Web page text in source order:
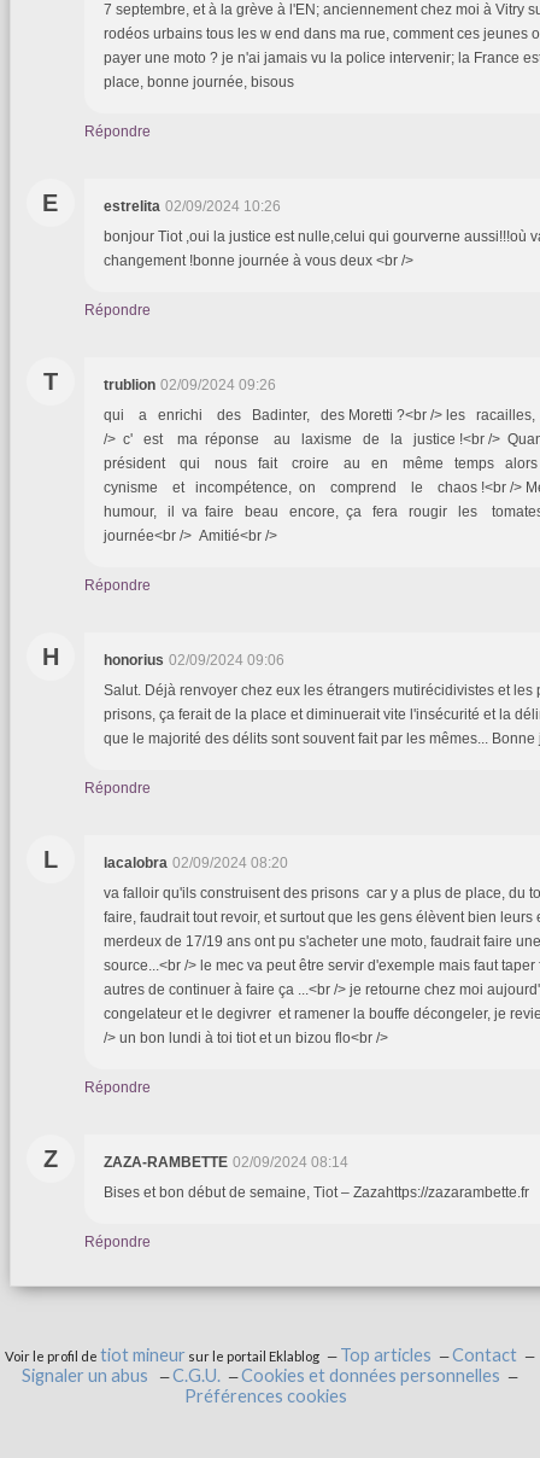
7 septembre, et à la grève à l'EN; anciennement chez moi à Vitry
rodéos urbains tous les w end dans ma rue, comment ces jeunes
payer une moto ? je n'ai jamais vu la police intervenir; la France
place, bonne journée, bisous
Répondre
E estrelita 02/09/2024 10:26
bonjour Tiot ,oui la justice est nulle,celui qui gourverne aussi!!!où
changement !bonne journée à vous deux <br />
Répondre
T trublion 02/09/2024 09:26
qui a enrichi des Badinter, des Moretti ?<br /> les
/> c' est ma réponse au laxisme de la justice !<br />
président qui nous fait croire au en même temps
cynisme et incompétence, on comprend le chaos !<br />
humour, il va faire beau encore, ça fera rougir les
journée<br /> Amitié<br />
Répondre
H honorius 02/09/2024 09:06
Salut. Déjà renvoyer chez eux les étrangers mutirécidivistes et
prisons, ça ferait de la place et diminuerait vite l'insécurité et la
que le majorité des délits sont souvent fait par les mêmes... Bonne
Répondre
L lacalobra 02/09/2024 08:20
va falloir qu'ils construisent des prisons car y a plus de place, du
faire, faudrait tout revoir, et surtout que les gens élèvent bien leurs
merdeux de 17/19 ans ont pu s'acheter une moto, faudrait faire
source...<br /> le mec va peut être servir d'exemple mais faut
autres de continuer à faire ça ...<br /> je retourne chez moi
congelateur et le degivrer et ramener la bouffe décongeler, je
/> un bon lundi à toi tiot et un bizou flo<br />
Répondre
Z ZAZA-RAMBETTE 02/09/2024 08:14
Bises et bon début de semaine, Tiot – Zazahttps://zazarambette.fr
Répondre
Voir le profil de tiot mineur sur le portail Eklablog Top articles
Contact
Signaler un abus
C.G.U.
Cookies et données personnelles
Préférences cookies